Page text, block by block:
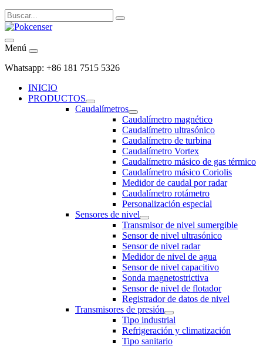
Menú
Whatsapp: +86 181 7515 5326
INICIO
PRODUCTOS
Caudalímetros
Caudalímetro magnético
Caudalímetro ultrasónico
Caudalímetro de turbina
Caudalímetro Vortex
Caudalímetro másico de gas térmico
Caudalímetro másico Coriolis
Medidor de caudal por radar
Caudalímetro rotámetro
Personalización especial
Sensores de nivel
Transmisor de nivel sumergible
Sensor de nivel ultrasónico
Sensor de nivel radar
Medidor de nivel de agua
Sensor de nivel capacitivo
Sonda magnetostrictiva
Sensor de nivel de flotador
Registrador de datos de nivel
Transmisores de presión
Tipo industrial
Refrigeración y climatización
Tipo sanitario